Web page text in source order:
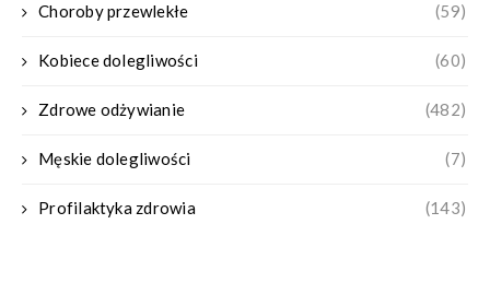
Choroby przewlekłe (59)
Kobiece dolegliwości (60)
Zdrowe odżywianie (482)
Męskie dolegliwości (7)
Profilaktyka zdrowia (143)